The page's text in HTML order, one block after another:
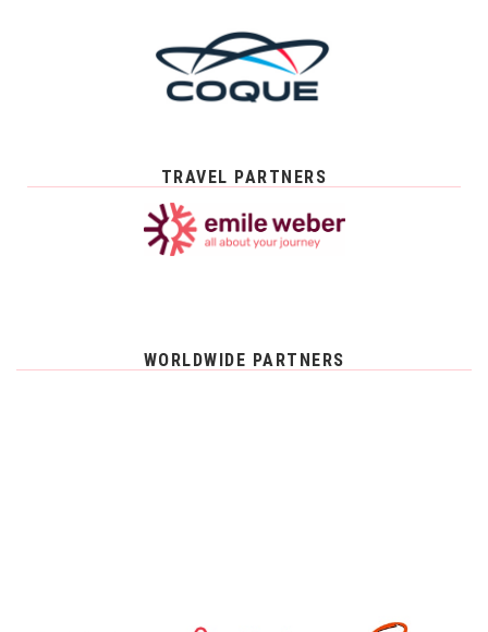
TRAVEL PARTNERS
WORLDWIDE PARTNERS